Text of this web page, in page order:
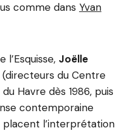
comme dans Yvan
Joëlle
(directeurs du Centre
Havre dès 1986, puis
contemporaine
placent l’interprétation